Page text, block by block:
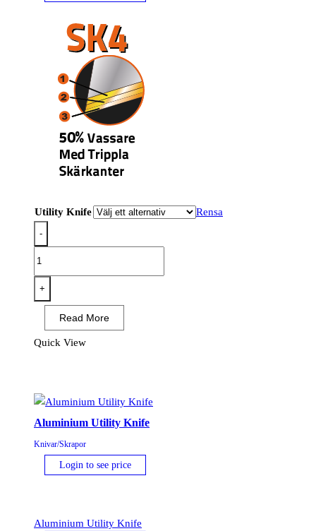
Utility Knife Rensa
-
Utility
Knife
Snap-
10
st
mängd
+
Read More
Quick View
Aluminium Utility Knife
Knivar/Skrapor
Login to see price
Aluminium Utility Knife